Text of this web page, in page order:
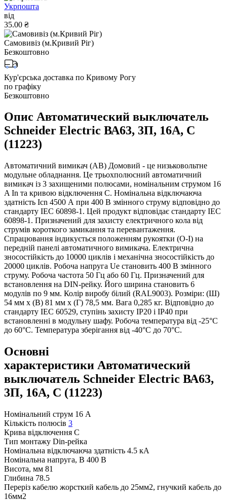
Укрпошта
від
35.00 ₴
Самовивіз (м.Кривий Ріг)
Безкоштовно
Кур'єрська доставка по Кривому Рогу
по графіку
Безкоштовно
Опис Автоматический выключатель
Schneider Electric ВА63, 3П, 16A, C
(11223)
Автоматичний вимикач (АВ) Домовий - це низьковольтне
модульне обладнання. Це трьохполюсний автоматичний
вимикач із 3 захищеними полюсами, номінальним струмом 16
A In та кривою відключення C. Номінальна відключаюча
здатність Icn 4500 А при 400 В змінного струму відповідно до
стандарту IEC 60898-1. Цей продукт відповідає стандарту IEC
60898-1. Призначений для захисту електричного кола від
струмів короткого замикання та перевантаження.
Спрацювання індикується положенням рукоятки (О-І) на
передній панелі автоматичного вимикача. Електрична
зносостійкість до 10000 циклів і механічна зносостійкість до
20000 циклів. Робоча напруга Ue становить 400 В змінного
струму. Робоча частота 50 Гц або 60 Гц. Призначений для
встановлення на DIN-рейку. Його ширина становить 6
модулів по 9 мм. Колір виробу білий (RAL9003). Розміри: (Ш)
54 мм x (В) 81 мм x (Г) 78,5 мм. Вага 0,285 кг. Відповідно до
стандарту IEC 60529, ступінь захисту IP20 і IP40 при
встановленні в модульну шафу. Робоча температура від -25°C
до 60°C. Температура зберігання від -40°C до 70°C.
Основні
характеристики Автоматический
выключатель Schneider Electric ВА63,
3П, 16A, C (11223)
Номінальний струм 16 А
Кількість полюсів 3
Крива відключення С
Тип монтажу Din-рейка
Номінальна відключаюча здатність 4.5 кА
Номінальна напруга, В 400 В
Висота, мм 81
Глибина 78.5
Переріз кабелю жорсткий кабель до 25мм2, гнучкий кабель до
16мм2